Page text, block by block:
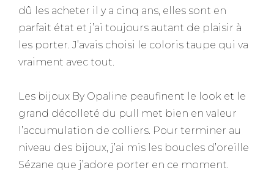
dû les acheter il y a cinq ans, elles sont en
parfait état et j’ai toujours autant de plaisir à
les porter. J’avais choisi le coloris taupe qui va
vraiment avec tout.
Les bijoux By Opaline peaufinent le look et le
grand décolleté du pull met bien en valeur
l’accumulation de colliers. Pour terminer au
niveau des bijoux, j’ai mis les boucles d’oreille
Sézane que j’adore porter en ce moment.